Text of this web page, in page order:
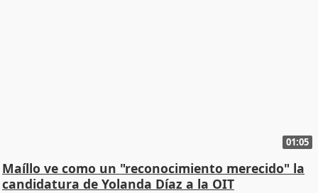
01:05
Maíllo ve como un "reconocimiento merecido" la
candidatura de Yolanda Díaz a la OIT